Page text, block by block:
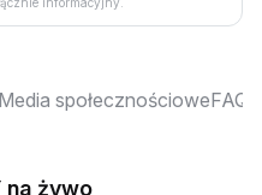
Media społecznościoweFAQ
na żywo